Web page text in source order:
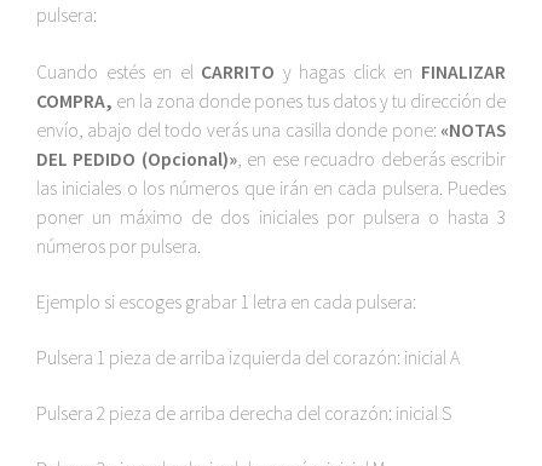
pulsera:
Cuando estés en el CARRITO y hagas click en FINALIZAR
COMPRA, en la zona donde pones tus datos y tu dirección de
envío, abajo del todo verás una casilla donde pone: «NOTAS
DEL PEDIDO (Opcional)», en ese recuadro deberás escribir
las iniciales o los números que irán en cada pulsera. Puedes
poner un máximo de dos iniciales por pulsera o hasta 3
números por pulsera.
Ejemplo si escoges grabar 1 letra en cada pulsera:
Pulsera 1 pieza de arriba izquierda del corazón: inicial A
Pulsera 2 pieza de arriba derecha del corazón: inicial S